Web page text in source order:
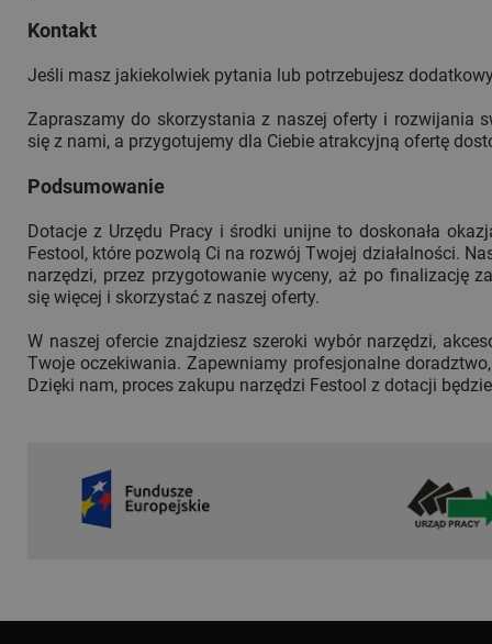
Kontakt
Jeśli masz jakiekolwiek pytania lub potrzebujesz
Zapraszamy do skorzystania z naszej oferty i rozwijania
się z nami, a przygotujemy dla Ciebie atrakcyjną ofertę
Podsumowanie
Dotacje z Urzędu Pracy i środki unijne to doskonała
Festool, które pozwolą Ci na rozwój Twojej działalności.
narzędzi, przez przygotowanie wyceny, aż po finalizację
się więcej i skorzystać z naszej oferty.
W naszej ofercie znajdziesz szeroki wybór narzędzi,
Twoje oczekiwania. Zapewniamy profesjonalne
Dzięki nam, proces zakupu narzędzi Festool z dotacji